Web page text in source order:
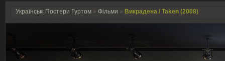
Українські Постери Гуртом » Фільми » Викрадена / Taken (2008)